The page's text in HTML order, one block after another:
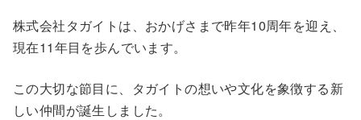
株式会社タガイトは、おかげさまで昨年10周年を迎え、
現在11年目を歩んでいます。
この大切な節目に、タガイトの想いや文化を象徴する新
しい仲間が誕生しました。